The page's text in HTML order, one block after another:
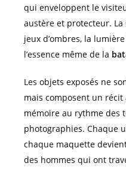
qui enveloppent le
austère et protecteur.
jeux d’ombres, la
l’essence même de la
Les objets exposés ne
mais composent un
mémoire au rythme des
photographies. Chaque
chaque maquette
des hommes qui ont